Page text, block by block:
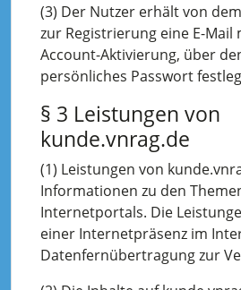
(3) Der Nutzer erhält von
zur Registrierung eine E-Mail
Account-Aktivierung, über
persönliches Passwort
§ 3 Leistungen von
kunde.vnrag.de
(1) Leistungen von
Informationen zu den
Internetportals. Die
einer Internetpräsenz im
Datenfernübertragung zur